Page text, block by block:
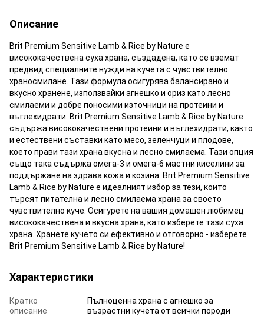
Описание
Brit Premium Sensitive Lamb & Rice by Nature е
висококачествена суха храна, създадена, като се вземат
предвид специалните нужди на кучета с чувствително
храносмилане. Тази формула осигурява балансирано и
вкусно хранене, използвайки агнешко и ориз като лесно
смилаеми и добре поносими източници на протеини и
въглехидрати. Brit Premium Sensitive Lamb & Rice by Nature
съдържа висококачествени протеини и въглехидрати, както
и естествени съставки като месо, зеленчуци и плодове,
което прави тази храна вкусна и лесно смилаема. Тази опция
също така съдържа омега-3 и омега-6 мастни киселини за
поддържане на здрава кожа и козина. Brit Premium Sensitive
Lamb & Rice by Nature е идеалният избор за тези, които
търсят питателна и лесно смилаема храна за своето
чувствително куче. Осигурете на вашия домашен любимец
висококачествена и вкусна храна, като изберете тази суха
храна. Хранете кучето си ефективно и отговорно - изберете
Brit Premium Sensitive Lamb & Rice by Nature!
Характеристики
Кратко
описание
Пълноценна храна с агнешко за
възрастни кучета от всички породи